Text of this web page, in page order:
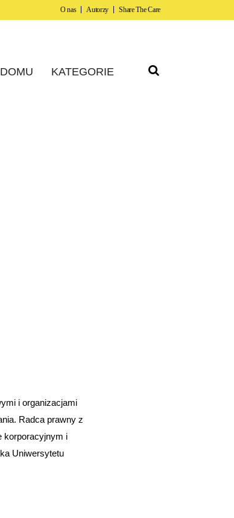
O nas Autorzy Share The Care
KATEGORIE
i organizacjami
Radca prawny z
korporacyjnym i
Uniwersytetu